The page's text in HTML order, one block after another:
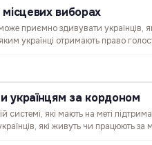
виборах
приємно здивувати українців,
українці отримають право
українцям за кордоном
які мають на меті
які живуть чи працюють